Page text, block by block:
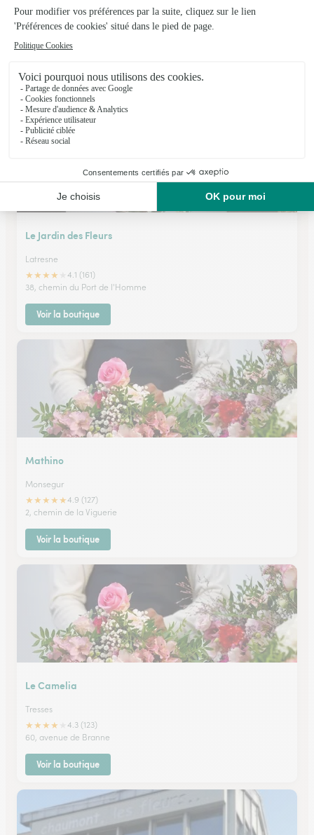
Flowers
★★★★★4.3 (64)
Voir la boutique
Le Jardin des Fleurs
Latresne
★★★★
4.1 (161)
38, chemin du Port de l'Homme
Voir la boutique
Mathino
Monsegur
★★★★★4.9 (127)
2, chemin de la Viguerie
Voir la boutique
Le Camelia
Tresses
★★★★
4.3 (123)
60, avenue de Branne
Voir la boutique